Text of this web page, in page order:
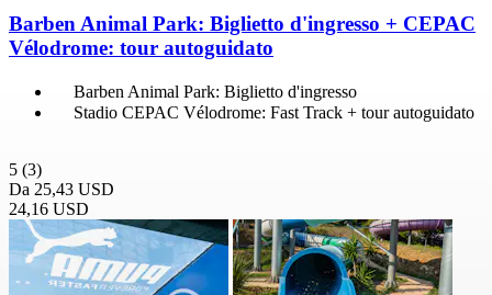
Barben Animal Park: Biglietto d'ingresso + CEPAC
Vélodrome: tour autoguidato
Barben Animal Park: Biglietto d'ingresso
Stadio CEPAC Vélodrome: Fast Track + tour autoguidato
5 (3)
Da 25,43 USD
24,16 USD